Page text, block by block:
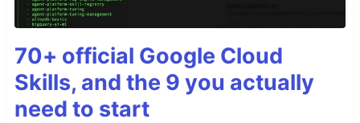
70+ official Google Cloud
Skills, and the 9 you actually
need to start